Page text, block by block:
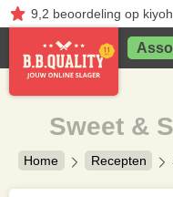
9,2 beoordelingop
Home Recepten
Sweet &